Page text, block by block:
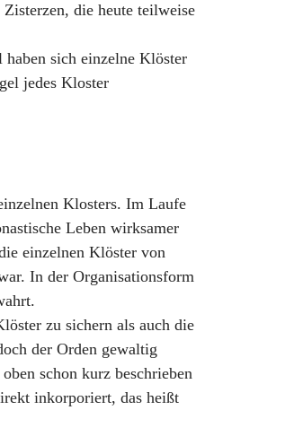
die heute teilweise
sich einzelne Klöster
jedes Kloster
Klosters. Im Laufe
Leben wirksamer
einzelnen Klöster von
In der Organisationsform
zu sichern als auch die
der Orden gewaltig
schon kurz beschrieben
inkorporiert, das heißt